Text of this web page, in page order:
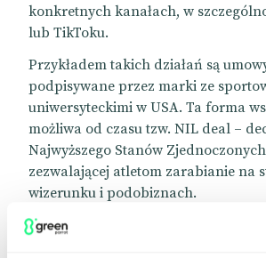
konkretnych kanałach, w
lub TikToku.
Przykładem takich działań są
podpisywane przez marki ze
uniwersyteckimi w USA. Ta forma
możliwa od czasu tzw. NIL deal –
Najwyższego Stanów Zjednoczonych
zezwalającej atletom zarabianie na
wizerunku i podobiznach.
Od tego czasu na wykorzystanie